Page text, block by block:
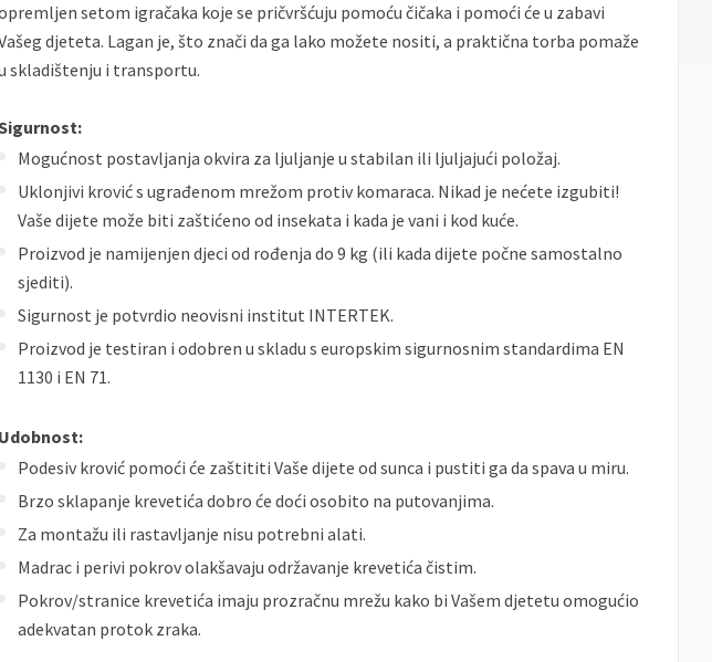
banke
ECC Discover Jednokratno
setom igračaka koje se pričvršćuju pomoću čičaka i pomoći će u zabavi
djeteta. Lagan je, što znači da ga lako možete nositi, a praktična torba pomaže
skladištenju i transportu.
Mogućnost postavljanja okvira za ljuljanje u stabilan ili ljuljajući položaj.
Uklonjivi krović s ugrađenom mrežom protiv komaraca. Nikad je nećete izgubiti!
Vaše dijete može biti zaštićeno od insekata i kada je vani i kod kuće.
Proizvod je namijenjen djeci od rođenja do 9 kg (ili kada dijete počne samostalno
sjediti).
Sigurnost je potvrdio neovisni institut INTERTEK.
Proizvod je testiran i odobren u skladu s europskim sigurnosnim standardima EN
1130 i EN 71.
Udobnost:
Podesiv krović pomoći će zaštititi Vaše dijete od sunca i pustiti ga da spava u miru.
Brzo sklapanje krevetića dobro će doći osobito na putovanjima.
Za montažu ili rastavljanje nisu potrebni alati.
Madrac i perivi pokrov olakšavaju održavanje krevetića čistim.
Pokrov/stranice krevetića imaju prozračnu mrežu kako bi Vašem djetetu omogućio
adekvatan protok zraka.